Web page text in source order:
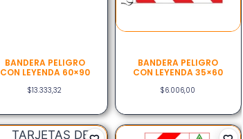
BANDERA PELIGRO
CON LEYENDA 60×90
$13.333,32
BANDERA PELIGRO
CON LEYENDA 35×60
$6.006,00